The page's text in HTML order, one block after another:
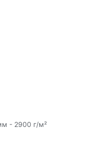
- 2900 г/м²